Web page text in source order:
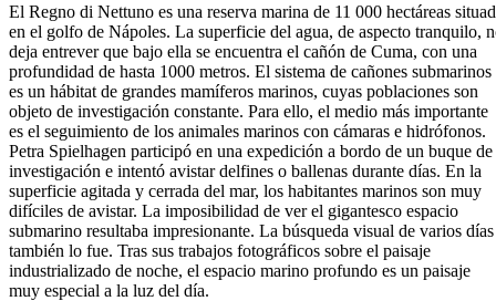
El Regno di Nettuno es una reserva marina de 11 000 hectáreas
en el golfo de Nápoles. La superficie del agua, de aspecto tranquilo,
deja entrever que bajo ella se encuentra el cañón de Cuma, con una
profundidad de hasta 1000 metros. El sistema de cañones submarinos
es un hábitat de grandes mamíferos marinos, cuyas poblaciones son
objeto de investigación constante. Para ello, el medio más importante
es el seguimiento de los animales marinos con cámaras e hidrófonos.
Petra Spielhagen participó en una expedición a bordo de un buque de
investigación e intentó avistar delfines o ballenas durante días. En la
superficie agitada y cerrada del mar, los habitantes marinos son muy
difíciles de avistar. La imposibilidad de ver el gigantesco espacio
submarino resultaba impresionante. La búsqueda visual de varios días
también lo fue. Tras sus trabajos fotográficos sobre el paisaje
industrializado de noche, el espacio marino profundo es un paisaje
muy especial a la luz del día.